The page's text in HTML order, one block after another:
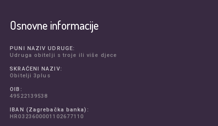
Osnovne informacije
PUNI NAZIV UDRUGE:
Udruga obitelji s troje ili više djece
SKRAĆENI NAZIV:
Obitelji 3plus
OIB:
49522139538
IBAN (Zagrebačka banka):
HR0323600001102677110